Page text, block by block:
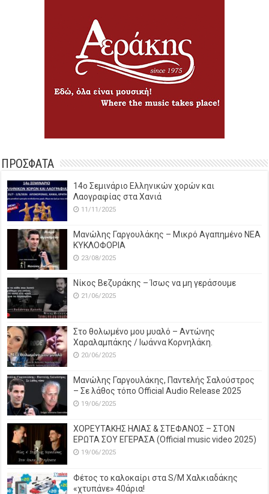
ΠΡΟΣΦΑΤΑ
14o Σεμινάριο Ελληνικών χορών και
Λαογραφίας στα Χανιά
11/11/2025
Μανώλης Γαργουλάκης – Μικρό Αγαπημένο NEΑ
ΚΥΚΛΟΦΟΡΙΑ
23/08/2025
Νίκος Βεζυράκης – Ίσως να μη γεράσουμε
21/06/2025
Στο θολωμένο μου μυαλό – Αντώνης
Χαραλαμπάκης / Ιωάννα Κορνηλάκη.
20/06/2025
Μανώλης Γαργουλάκης, Παντελής Σαλούστρος
– Σε λάθος τόπο Official Audio Release 2025
19/06/2025
ΧΟΡΕΥΤΑΚΗΣ ΗΛΙΑΣ & ΣΤΕΦΑΝΟΣ – ΣΤΟΝ
ΕΡΩΤΑ ΣΟΥ ΕΓΕΡΑΣΑ (Official music video 2025)
19/06/2025
Φέτος το καλοκαίρι στα S/M Χαλκιαδάκης
«χτυπάνε» 40άρια!